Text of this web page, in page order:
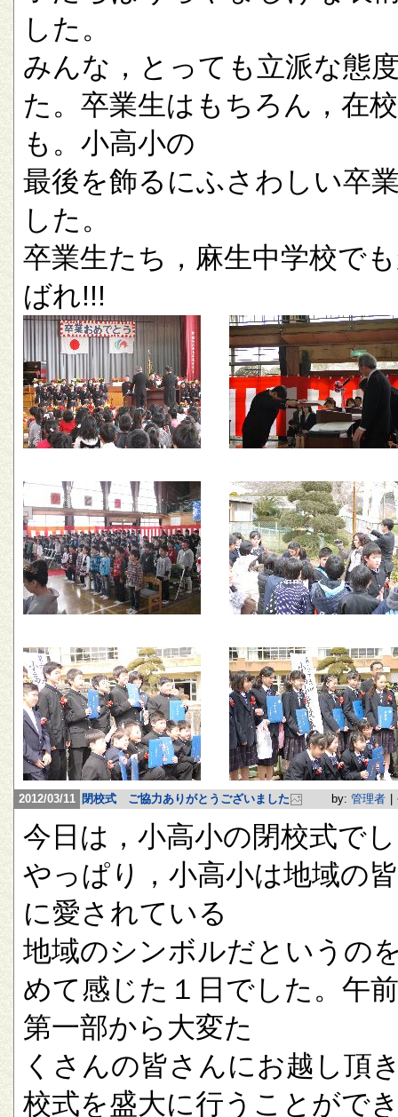
した。
みんな，とっても立派な態
た。卒業生はもちろん，在
も。小高小の
最後を飾るにふさわしい卒
した。
卒業生たち，麻生中学校で
ばれ!!!
2012/03/11 閉校式 ご協力ありがとうございました by: 管理者
今日は，小高小の閉校式で
やっぱり，小高小は地域の
に愛されている
地域のシンボルだというの
めて感じた１日でした。午
第一部から大変た
くさんの皆さんにお越し頂
校式を盛大に行うことがで